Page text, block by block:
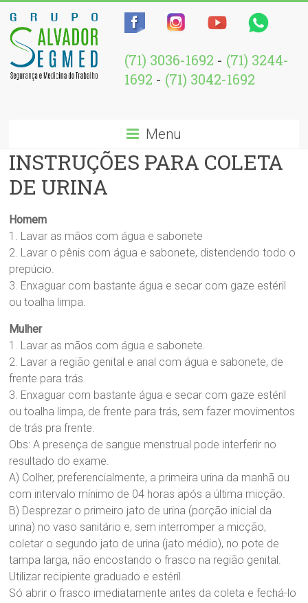
(71) 3036-1692 - (71) 3244-
1692 - (71) 3042-1692
Menu
INSTRUÇÕES PARA COLETA
DE URINA
Homem
1. Lavar as mãos com água e sabonete
2. Lavar o pênis com água e sabonete, distendendo todo o
prepúcio.
3. Enxaguar com bastante água e secar com gaze estéril
ou toalha limpa.
Mulher
1. Lavar as mãos com água e sabonete.
2. Lavar a região genital e anal com água e sabonete, de
frente para trás.
3. Enxaguar com bastante água e secar com gaze estéril
ou toalha limpa, de frente para trás, sem fazer movimentos
de trás pra frente.
Obs: A presença de sangue menstrual pode interferir no
resultado do exame.
A) Colher, preferencialmente, a primeira urina da manhã ou
com intervalo mínimo de 04 horas após a última micção.
B) Desprezar o primeiro jato de urina (porção inicial da
urina) no vaso sanitário e, sem interromper a micção,
coletar o segundo jato de urina (jato médio), no pote de
tampa larga, não encostando o frasco na região genital.
Utilizar recipiente graduado e estéril.
Só abrir o frasco imediatamente antes da coleta e fechá-lo